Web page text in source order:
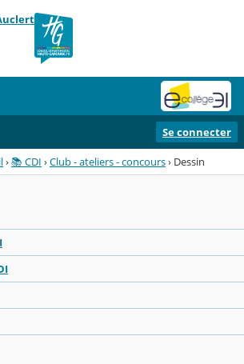
Se connecter
›📚 CDI ›Club - ateliers - concours› Dessin